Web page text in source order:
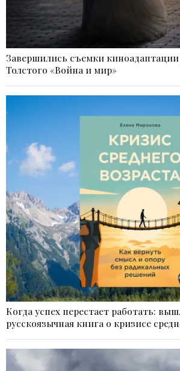
Завершились съемки
Толстого «Война и мир»
Когда успех перестает работать:
русскоязычная книга о кризисе